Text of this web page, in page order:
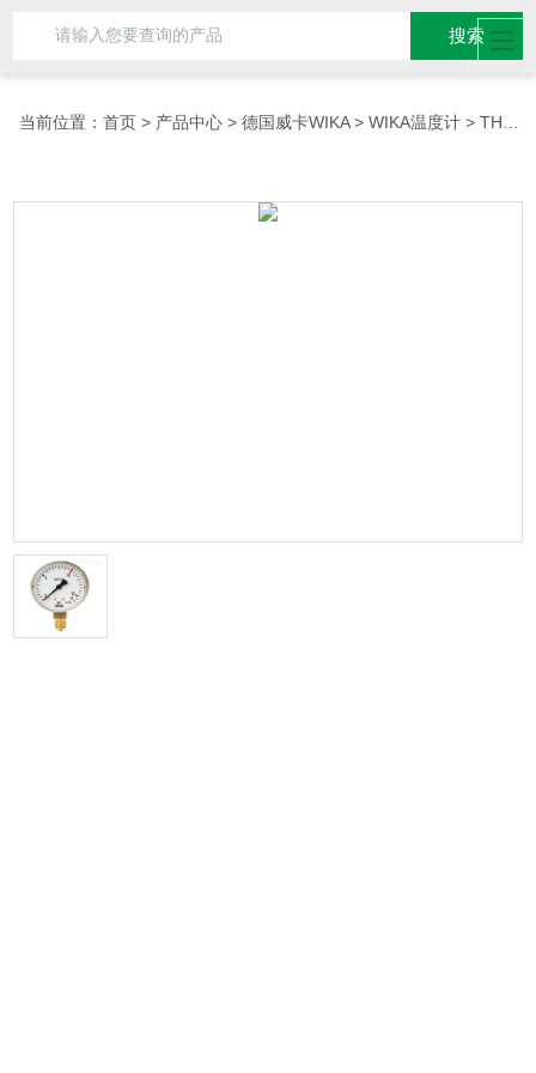
当前位置：首页 > 产品中心 >德国威卡WIKA>WIKA温度计 > THM10德国威卡WIKA温度压力计报价